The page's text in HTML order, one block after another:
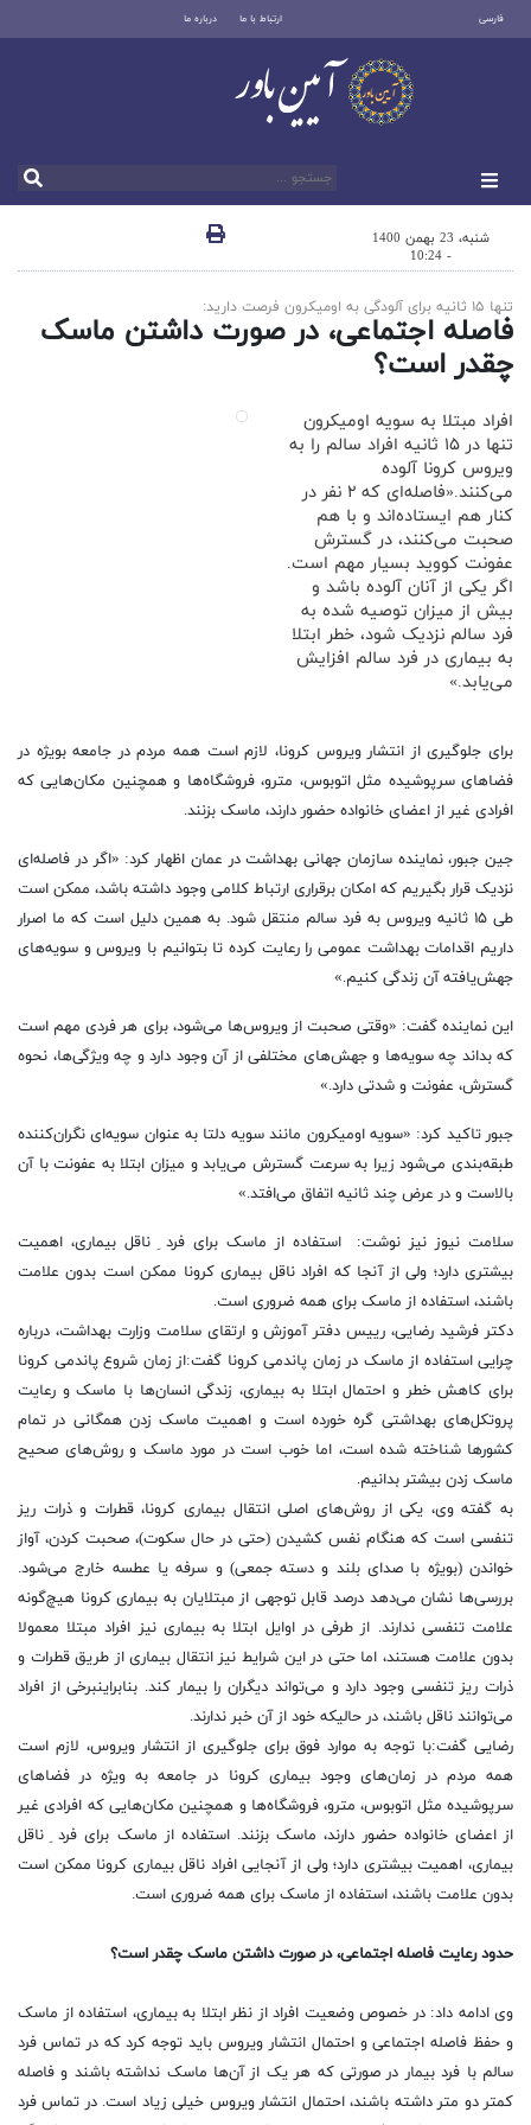
فارسی ارتباط با ما درباره ما
شنبه، 23 بهمن 1400
- 10:24
تنها ۱۵ ثانیه برای آلودگی به اومیکرون فرصت دارید:
فاصله اجتماعی، در صورت داشتن ماسک
چقدر است؟
افراد مبتلا به سویه اومیکرون
تنها در ۱۵ ثانیه افراد سالم را به
ویروس کرونا آلوده
می‌کنند.«فاصله‌ای که ۲ نفر در
کنار هم ایستاده‌اند و با هم
صحبت می‌کنند، در گسترش
عفونت کووید بسیار مهم است.
اگر یکی از آنان آلوده باشد و
بیش از میزان توصیه شده به
فرد سالم نزدیک شود، خطر ابتلا
به بیماری در فرد سالم افزایش
می‌یابد.»
برای جلوگیری از انتشار ویروس کرونا، لازم است همه مردم­ در جامعه بویژه در
فضا‌های سرپوشیده مثل اتوبوس، مترو، فروشگاه‌ها و همچنین مکان‌هایی که
افرادی غیر از اعضای خانواده حضور دارند، ماسک بزنند. ­
جین جبور، نماینده سازمان جهانی بهداشت در عمان اظهار کرد: «اگر در فاصله‌ای
نزدیک قرار بگیریم که امکان برقراری ارتباط کلامی وجود داشته باشد، ممکن است
طی ۱۵ ثانیه ویروس به فرد سالم منتقل شود. به همین دلیل است که ما اصرار
داریم اقدامات بهداشت عمومی را رعایت کرده تا بتوانیم با ویروس و سویه‌های
جهش‌یافته آن زندگی کنیم.»
این نماینده گفت: «وقتی صحبت از ویروس‌ها می‌شود، برای هر فردی مهم است
که بداند چه سویه‌ها و جهش‌های مختلفی از آن وجود دارد و چه ویژگی‌ها، نحوه
گسترش، عفونت و شدتی دارد.»
جبور تاکید کرد: «سویه اومیکرون مانند سویه دلتا به‌ عنوان سویه‌ای نگران‌کننده
طبقه‌بندی می‌شود زیرا به سرعت گسترش می‌یابد و میزان ابتلا به عفونت با آن
بالاست و در عرض چند ثانیه اتفاق می‌افتد.»
­سلامت نیوز نیز نوشت: ­ استفاده از ماسک برای فرد ِ ناقل بیماری، اهمیت
بیشتری دارد؛ ولی از آنجا که افراد ناقل بیماری کرونا ممکن است بدون علامت
باشند، استفاده از ماسک برای همه ضروری است.
­دکتر فرشید رضایی، ­رییس دفتر آموزش و ارتقای سلامت وزارت بهداشت، درباره
چرایی استفاده از ماسک در زمان پاندمی کرونا گفت:­از زمان شروع پاندمی کرونا
برای کاهش خطر و احتمال ابتلا به بیماری، زندگی انسان‌ها با ماسک و رعایت
پروتکل‌های بهداشتی گره خورده است و اهمیت ماسک زدن همگانی در تمام
کشور‌ها شناخته شده است، اما خوب است در مورد ماسک و روش‌های صحیح
ماسک زدن بیشتر بدانیم.
به گفته وی، یکی از روش‌های اصلی انتقال بیماری کرونا، قطرات و ذرات ریز
تنفسی است که هنگام نفس کشیدن (حتی در حال سکوت)، صحبت کردن، آواز
خواندن (بویژه با صدای بلند و دسته جمعی) و سرفه یا عطسه خارج می‌شود.
بررسی‌ها نشان­ می‌دهد درصد قابل توجهی از مبتلایان به بیماری کرونا هیچ‌گونه
علامت تنفسی ندارند. از طرفی در اوایل ابتلا به بیماری نیز افراد مبتلا معمولا
بدون علامت هستند، اما حتی در این شرایط نیز انتقال بیماری از طریق قطرات و
ذرات ریز تنفسی وجود دارد و می‌تواند دیگران را بیمار کند. بنابراین­برخی از افراد
می‌توانند ناقل باشند، در حالیکه خود از آن خبر ندارند.
رضایی گفت:­با توجه به موارد فوق برای جلوگیری از انتشار ویروس، لازم است
همه مردم در زمان‌های وجود بیماری کرونا در جامعه به ویژه در فضا‌های
سرپوشیده مثل اتوبوس، مترو، فروشگاه‌ها و همچنین مکان‌هایی که افرادی غیر
از اعضای خانواده حضور دارند، ماسک بزنند. استفاده از ماسک برای فرد ِ ناقل
بیماری، اهمیت بیشتری دارد؛ ولی از آنجایی افراد ناقل بیماری کرونا ممکن است
بدون علامت باشند، استفاده از ماسک برای همه ضروری است.
حدود رعایت فاصله اجتماعی، در صورت­ داشتن ماسک چقدر است؟
وی ادامه داد: در خصوص وضعیت افراد از نظر ابتلا به بیماری، استفاده از ماسک
و حفظ فاصله اجتماعی و احتمال انتشار ویروس باید توجه کرد که در تماس فرد
سالم با فرد بیمار در صورتی که هر یک از آن‌ها ماسک نداشته باشند و فاصله
کمتر دو متر داشته باشند، احتمال انتشار ویروس خیلی زیاد است. در تماس فرد